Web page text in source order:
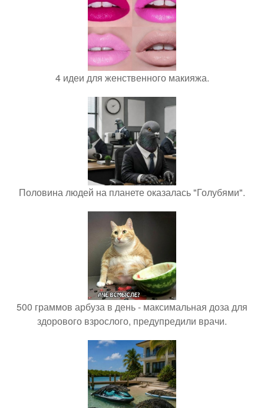
4 идеи для женственного макияжа.
Половина людей на планете оказалась "Голубями".
500 граммов арбуза в день - максимальная доза для
здорового взрослого, предупредили врачи.